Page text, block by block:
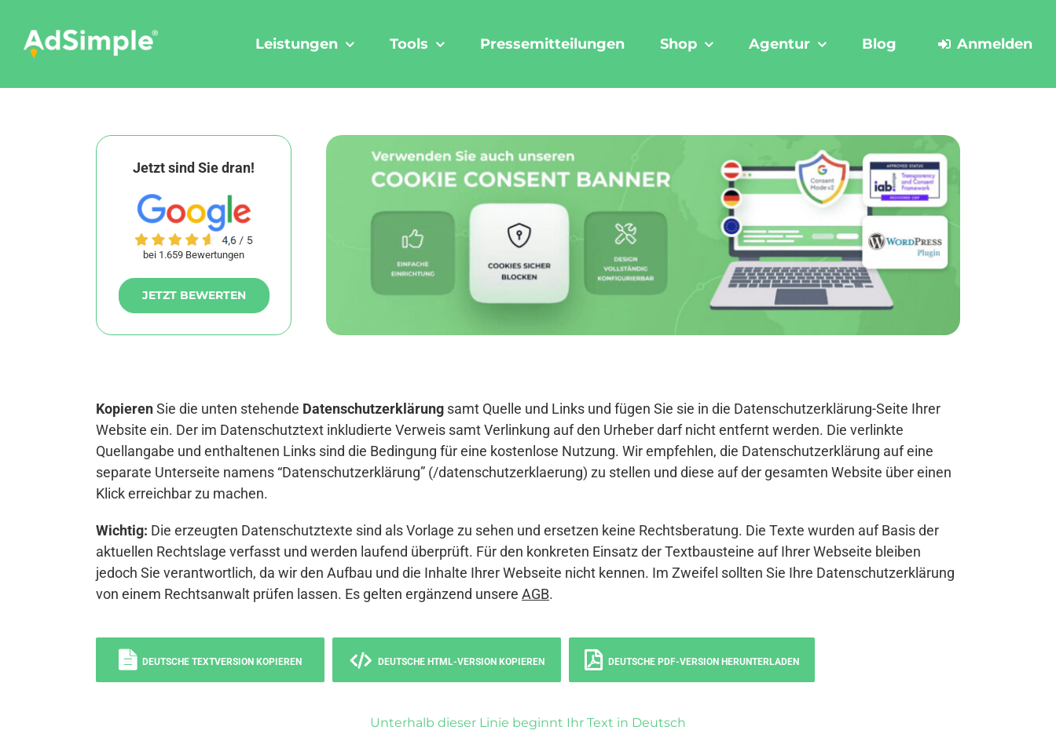
content
Leistungen Tools Pressemitteilungen Shop Agentur Blog Anmelden
Jetzt sind Sie dran!
bei 1.659 Bewertungen
JETZT BEWERTEN
KopierenSie die unten stehende Datenschutzerklärung samt Quelle und Links und fügen Sie sie in die Datenschutzerklärung-Seite Ihrer
Website ein. Der im Datenschutztext inkludierte Verweis samt Verlinkung auf den Urheber darf nicht entfernt werden. Die verlinkte
Quellangabe und enthaltenen Links sind die Bedingung für eine kostenlose Nutzung. Wir empfehlen, die Datenschutzerklärung auf eine
separate Unterseite namens “Datenschutzerklärung” (/datenschutzerklaerung) zu stellen und diese auf der gesamten Website über einen
Klick erreichbar zu machen.
Wichtig: Die erzeugten Datenschutztexte sind als Vorlage zu sehen und ersetzen keine Rechtsberatung. Die Texte wurden auf Basis der
aktuellen Rechtslage verfasst und werden laufend überprüft. Für den konkreten Einsatz der Textbausteine auf Ihrer Webseite bleiben
jedoch Sie verantwortlich, da wir den Aufbau und die Inhalte Ihrer Webseite nicht kennen. Im Zweifel sollten Sie Ihre Datenschutzerklärung
von einem Rechtsanwalt prüfen lassen. Es gelten ergänzend unsere AGB.
DEUTSCHE TEXTVERSION KOPIEREN DEUTSCHE HTML-VERSION KOPIEREN DEUTSCHE PDF-VERSION HERUNTERLADEN
Unterhalb dieser Linie beginnt Ihr Text in Deutsch